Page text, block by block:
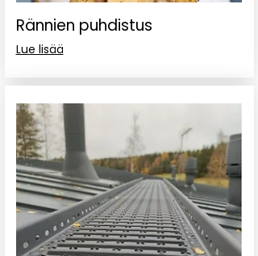
Rännien puhdistus
Lue lisää